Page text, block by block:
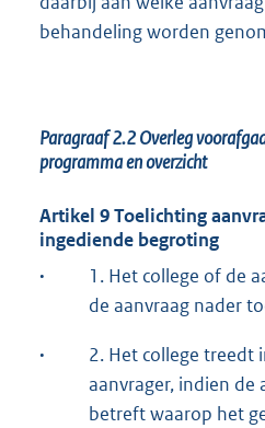
behandeling worden
Paragraaf 2.2Overleg
programma en overzicht
Artikel 9 Toelichting
ingediende begroting
·
1. Het college of de
de aanvraag nader
·
2. Het college treedt
aanvrager, indien de
betreft waarop het